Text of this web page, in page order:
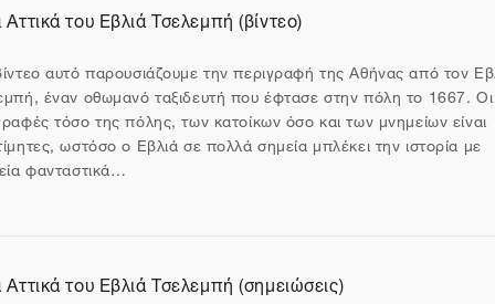
του Εβλιά Τσελεμπή (βίντεο)
URL
αυτό παρουσιάζουμε την περιγραφή της Αθήνας από τον
έναν οθωμανό ταξιδευτή που έφτασε στην πόλη το 1667. Οι
τόσο της πόλης, των κατοίκων όσο και των μνημείων είναι
ωστόσο ο Εβλιά σε πολλά σημεία μπλέκει την ιστορία με
φανταστικά…
του Εβλιά Τσελεμπή (σημειώσεις)